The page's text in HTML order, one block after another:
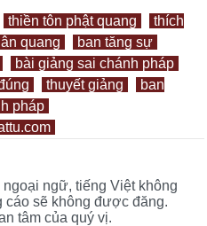
thiền tôn phật quang
thích
quang
ban tăng sự
bài giảng sai chánh pháp
thuyết giảng
ban
pháp
ngữ, tiếng Việt không
cáo sẽ không được đăng.
tâm của quý vị.